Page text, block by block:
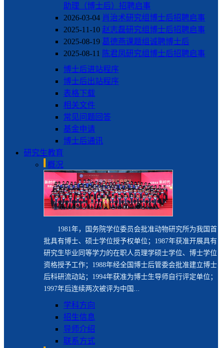
助理（博士后）招聘启事
2026-03-04 肖治术研究组博士后招聘启事
2025-11-10 赵志磊研究组博士后招聘启事
2025-08-19 葛德燕课题组诚聘博士后
2025-08-11 陈君凤研究组博士后招聘启事
博士后进站程序
博士后出站程序
表格下载
相关文件
常见问题回答
基金申请
博士后通讯
研究生教育
概况
1981年，国务院学位委员会批准动物研究所为我国首
批具有博士、硕士学位授予权单位；1987年获准开展具有
研究生毕业同等学力的在职人员理学硕士学位、博士学位
资格授予工作；1988年经全国博士后管委会批准建立博士
后科研流动站；1994年获准为博士生导师自行评定单位；
1997年后连续两次被评为中国...
学科方向
招生信息
导师介绍
联系方式